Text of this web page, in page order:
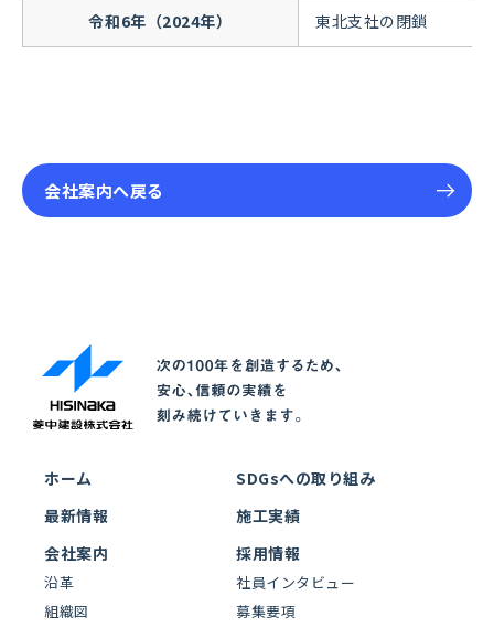
令和6年（2024年） 東北支社の閉鎖
会社案内へ戻る
ホーム
最新情報
会社案内
沿革
組織図
SDGsへの取り組み
施工実績
採用情報
社員インタビュー
募集要項